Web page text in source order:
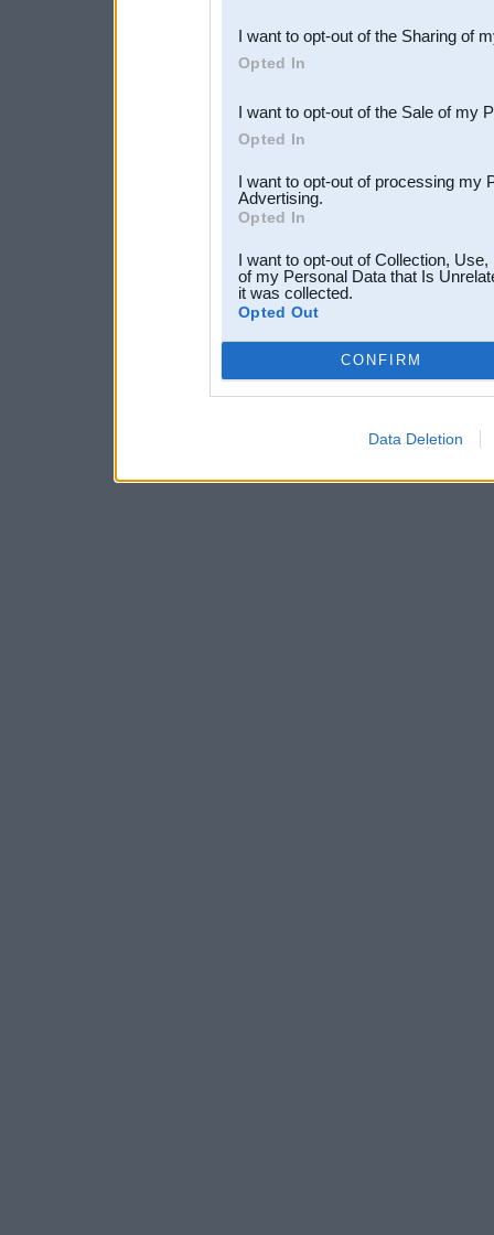
Downstream Participants
third parties.
I want to opt-out of the Sharing of
Opted In
I want to opt-out of the Sale of my
Opted In
I want to opt-out of processing my
Advertising.
Opted In
I want to opt-out of Collection,
of my Personal Data that Is
it was collected.
Opted Out
CONFIRM
Data Deletion